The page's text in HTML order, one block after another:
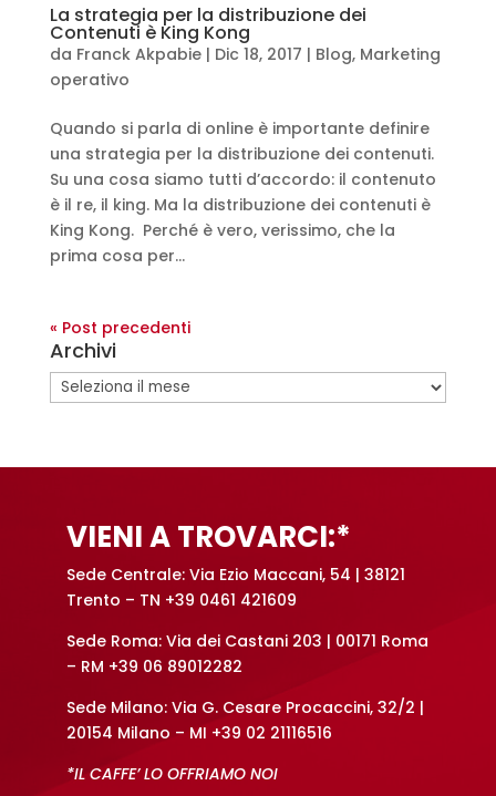
La strategia per la distribuzione dei
Contenuti è King Kong
da Franck Akpabie| Dic 18, 2017 | Blog, Marketing
operativo
Quando si parla di online è importante definire
una strategia per la distribuzione dei contenuti.
Su una cosa siamo tutti d’accordo: il contenuto
è il re, il king. Ma la distribuzione dei contenuti è
King Kong. Perché è vero, verissimo, che la
prima cosa per...
« Post precedenti
Archivi
Archivi
VIENI A TROVARCI:*
Sede Centrale: Via Ezio Maccani, 54 | 38121
Trento – TN +39 0461 421609
Sede Roma: Via dei Castani 203 | 00171 Roma
– RM +39 06 89012282
Sede Milano: Via G. Cesare Procaccini, 32/2 |
20154 Milano – MI +39 02 21116516
*IL CAFFE’ LO OFFRIAMO NOI